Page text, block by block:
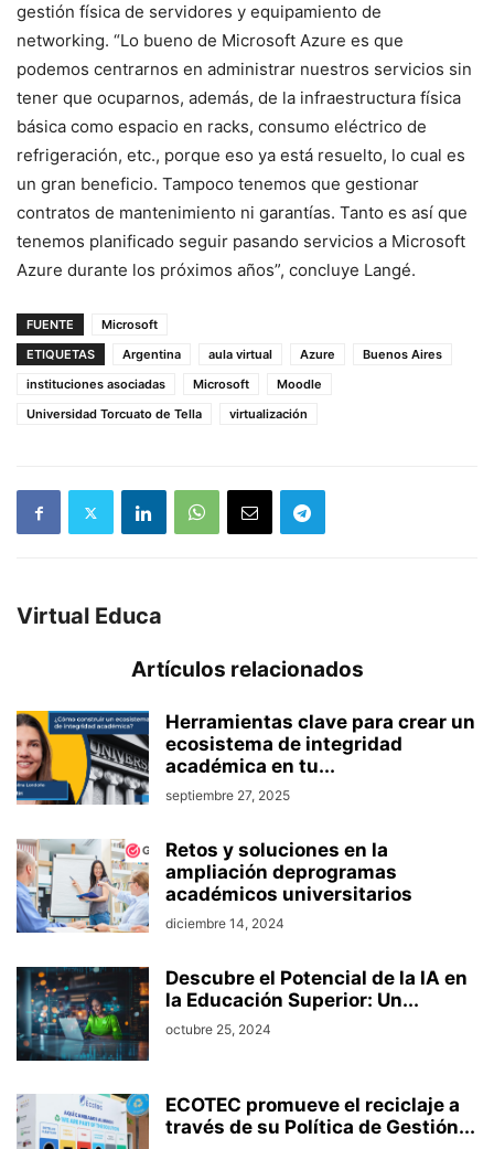
gestión física de servidores y equipamiento de
networking. “Lo bueno de Microsoft Azure es que
podemos centrarnos en administrar nuestros servicios sin
tener que ocuparnos, además, de la infraestructura física
básica como espacio en racks, consumo eléctrico de
refrigeración, etc., porque eso ya está resuelto, lo cual es
un gran beneficio. Tampoco tenemos que gestionar
contratos de mantenimiento ni garantías. Tanto es así que
tenemos planificado seguir pasando servicios a Microsoft
Azure durante los próximos años”, concluye Langé.
FUENTE
Microsoft
ETIQUETAS
Argentina aula virtual Azure
Buenos Aires
instituciones asociadas
Microsoft
Moodle
Universidad Torcuato de Tella
virtualización
Virtual Educa
Artículos relacionados
Herramientas clave para crear un
ecosistema de integridad
académica en tu...
septiembre 27, 2025
Retos y soluciones en la
ampliación deprogramas
académicos universitarios
diciembre 14, 2024
Descubre el Potencial de la IA en
la Educación Superior: Un...
octubre 25, 2024
ECOTEC promueve el reciclaje a
través de su Política de Gestión...